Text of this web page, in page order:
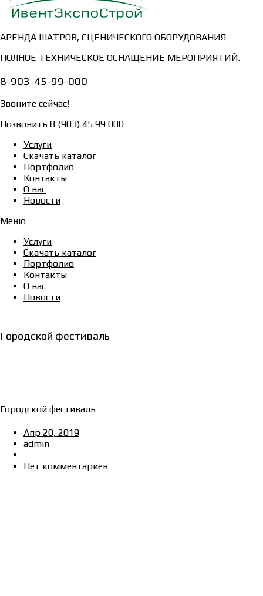
АРЕНДА ШАТРОВ, СЦЕНИЧЕСКОГО ОБОРУДОВАНИЯ
ПОЛНОЕ ТЕХНИЧЕСКОЕ ОСНАЩЕНИЕ МЕРОПРИЯТИЙ.
8-903-45-99-000
Звоните сейчас!
Позвонить 8 (903) 45 99 000
Услуги
Скачать каталог
Портфолио
Контакты
О нас
Новости
Меню
Услуги
Скачать каталог
Портфолио
Контакты
О нас
Новости
Городской фестиваль
Городской фестиваль
Апр 20, 2019
admin
Нет комментариев